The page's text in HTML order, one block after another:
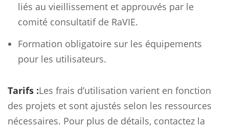
liés au vieillissement et approuvés par le
comité consultatif de RaVIE.
Formation obligatoire sur les équipements
pour les utilisateurs.
Tarifs :Les frais d’utilisation varient en fonction
des projets et sont ajustés selon les ressources
nécessaires. Pour plus de détails, contactez la